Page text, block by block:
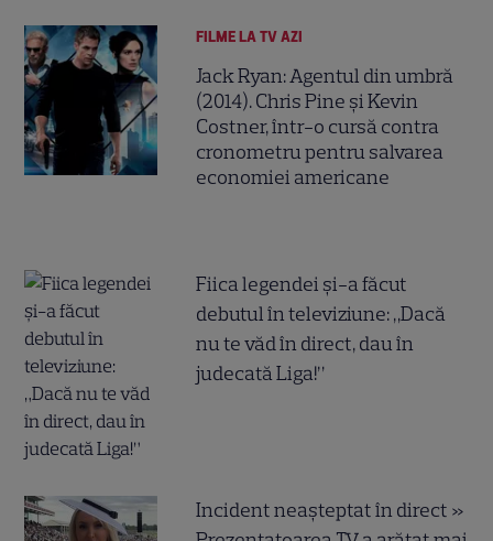
FILME LA TV AZI
Jack Ryan: Agentul din umbră
(2014). Chris Pine și Kevin
Costner, într-o cursă contra
cronometru pentru salvarea
economiei americane
Fiica legendei și-a făcut
debutul în televiziune: „Dacă
nu te văd în direct, dau în
judecată Liga!”
Incident neașteptat în direct »